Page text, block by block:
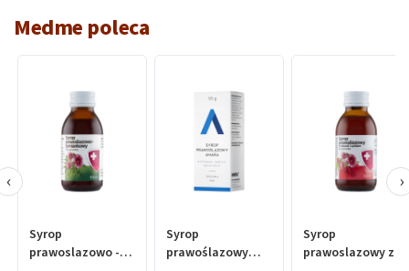
Medme poleca
Syrop
prawoslazowo -
Syrop
prawoślazowy
Syrop
prawoslazowy z
‹ ›